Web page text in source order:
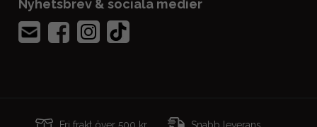
Nyhetsbrev & sociala medier